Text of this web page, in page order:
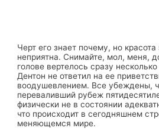
Черт его знает почему, но
неприятна. Снимайте, мол, меня,
голове вертелось сразу
Дентон не ответил на ее
воодушевлением. Все убеждены,
переваливший рубеж
физически не в состоянии
что происходит в сегодняшнем
меняющемся мире.